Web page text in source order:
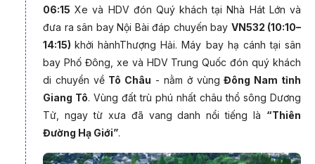
Đặt theo Nhóm
Khuyến mãi cho
Khách hàng thân thiết
Khuyến mãi cho
Người Cao tuổi
*Không áp dụng
06:15 Xe và HDV đón Quý khách tại Nhà Hát Lớn và
đưa ra sân bay Nội Bài đáp chuyến bay VN532 (10:10–
14:15)khởi hànhThượng Hải. Máy bay hạ cánh tại sân
bay Phố Đông, xe và HDV Trung Quốc đón quý khách
di chuyển về Tô Châu - nằm ở vùngĐông Nam tỉnh
Giang Tô. Vùng đất trù phú nhất châu thổ sông Dương
Tử, ngay từ xưa đã vang danh nổi tiếng là “Thiên
Đường Hạ Giới”.